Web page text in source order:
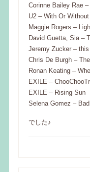
Corinne Bailey Rae
U2 – With Or
Maggie Rogers –
David Guetta, Sia –
Jeremy Zucker –
Chris De Burgh –
Ronan Keating –
EXILE –
EXILE – Rising Sun
Selena Gomez –
でした♪